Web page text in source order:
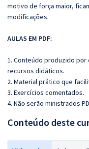
motivo de força maior,
modificações.
AULAS EM PDF:
1. Conteúdo produzido
recursos didáticos.
2. Material prático que
3. Exercícios comentados.
4. Não serão ministrados
Conteúdo deste